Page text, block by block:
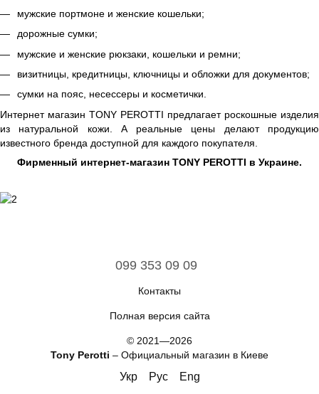
мужские портмоне и женские кошельки;
дорожные сумки;
мужские и женские рюкзаки, кошельки и ремни;
визитницы, кредитницы, ключницы и обложки для документов;
сумки на пояс, несессеры и косметички.
Интернет магазин TONY PEROTTI предлагает роскошные изделия
из натуральной кожи. А реальные цены делают продукцию
известного бренда доступной для каждого покупателя.
Фирменный интернет-магазин TONY PEROTTI в Украине.
099 353 09 09
Контакты
Полная версия сайта
© 2021—2026
Tony Perotti – Официальный магазин в Киеве
Укр Рус Eng